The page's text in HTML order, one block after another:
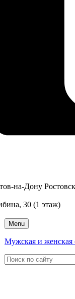
на-Дону
30 (1 этаж)
Menu
Мужская и женская